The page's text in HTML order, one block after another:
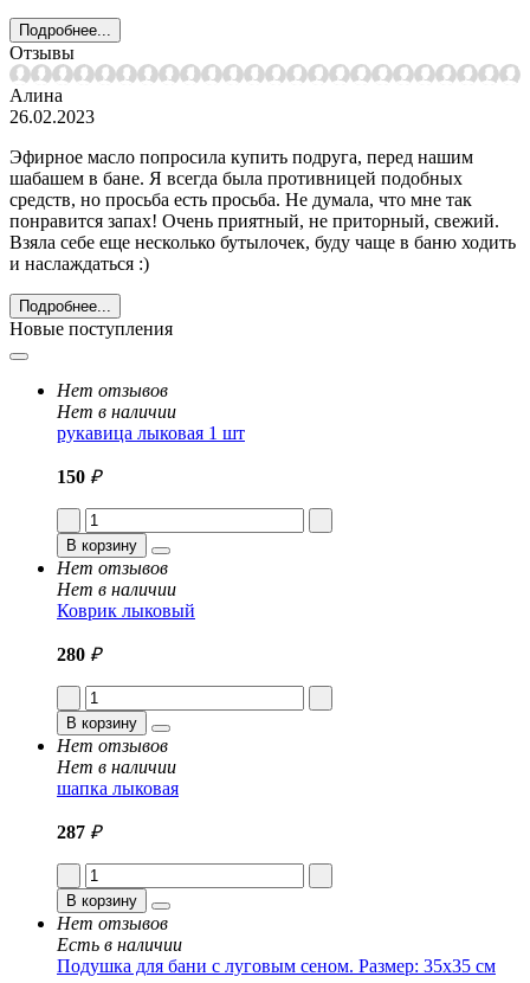
Подробнее...
Отзывы
Алина
26.02.2023
Эфирное масло попросила купить подруга, перед нашим
шабашем в бане. Я всегда была противницей подобных
средств, но просьба есть просьба. Не думала, что мне так
понравится запах! Очень приятный, не приторный, свежий.
Взяла себе еще несколько бутылочек, буду чаще в баню ходить
и наслаждаться :)
Подробнее...
Новые поступления
Нет отзывов
Нет в наличии
рукавица лыковая 1 шт
150 ₽
В корзину
Нет отзывов
Нет в наличии
Коврик лыковый
280 ₽
В корзину
Нет отзывов
Нет в наличии
шапка лыковая
287 ₽
В корзину
Нет отзывов
Есть в наличии
Подушка для бани с луговым сеном. Размер: 35x35 см